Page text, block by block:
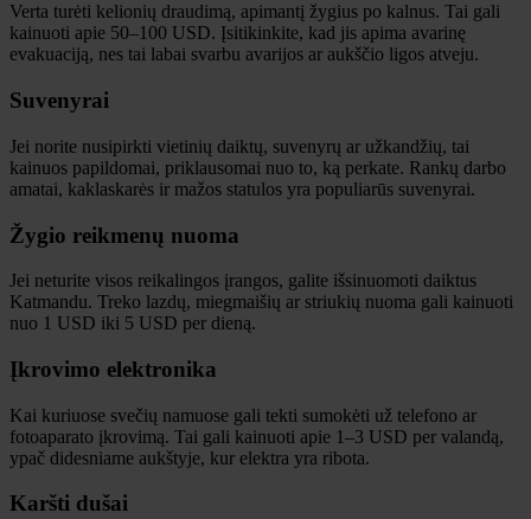
Verta turėti kelionių draudimą, apimantį žygius po kalnus. Tai gali
kainuoti apie 50–100 USD. Įsitikinkite, kad jis apima avarinę
evakuaciją, nes tai labai svarbu avarijos ar aukščio ligos atveju.
Suvenyrai
Jei norite nusipirkti vietinių daiktų, suvenyrų ar užkandžių, tai
kainuos papildomai, priklausomai nuo to, ką perkate. Rankų darbo
amatai, kaklaskarės ir mažos statulos yra populiarūs suvenyrai.
Žygio reikmenų nuoma
Jei neturite visos reikalingos įrangos, galite išsinuomoti daiktus
Katmandu. Treko lazdų, miegmaišių ar striukių nuoma gali kainuoti
nuo 1 USD iki 5 USD per dieną.
Įkrovimo elektronika
Kai kuriuose svečių namuose gali tekti sumokėti už telefono ar
fotoaparato įkrovimą. Tai gali kainuoti apie 1–3 USD per valandą,
ypač didesniame aukštyje, kur elektra yra ribota.
Karšti dušai